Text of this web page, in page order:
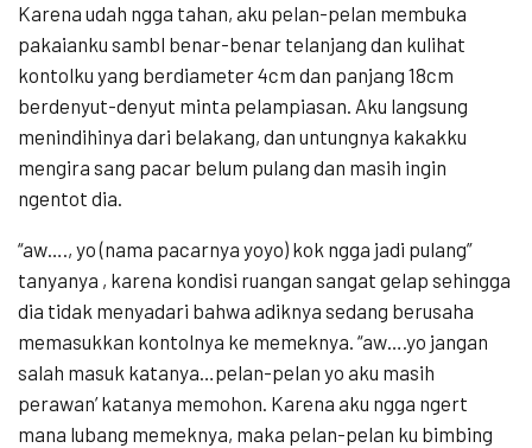
Karena udah ngga tahan, aku pelan-pelan membuka
pakaianku sambl benar-benar telanjang dan kulihat
kontolku yang berdiameter 4cm dan panjang 18cm
berdenyut-denyut minta pelampiasan. Aku langsung
menindihinya dari belakang, dan untungnya kakakku
mengira sang pacar belum pulang dan masih ingin
ngentot dia.
“aw…., yo (nama pacarnya yoyo) kok ngga jadi pulang”
tanyanya , karena kondisi ruangan sangat gelap sehingga
dia tidak menyadari bahwa adiknya sedang berusaha
memasukkan kontolnya ke memeknya. “aw….yo jangan
salah masuk katanya…pelan-pelan yo aku masih
perawan’ katanya memohon. Karena aku ngga ngert
mana lubang memeknya, maka pelan-pelan ku bimbing